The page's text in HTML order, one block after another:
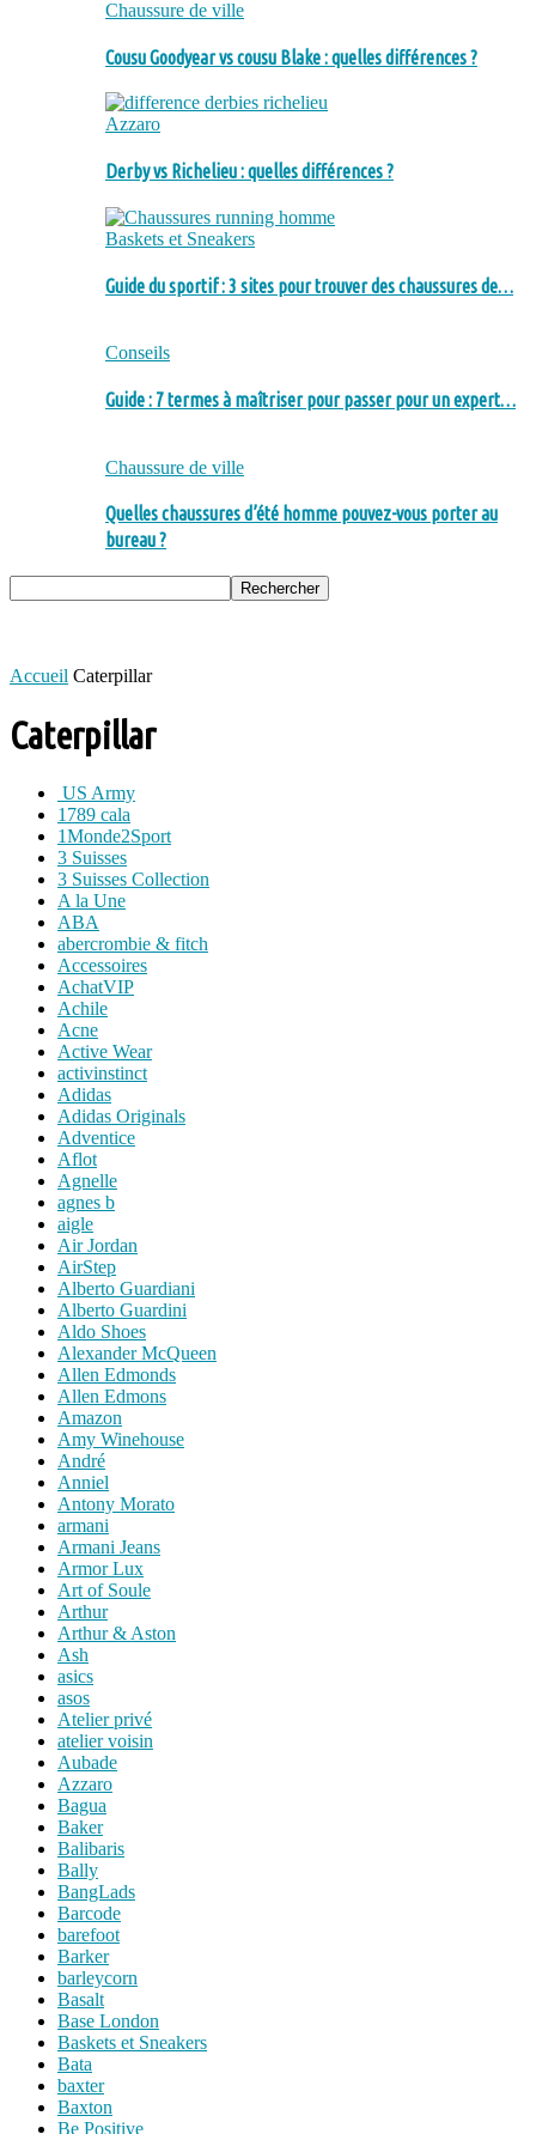
Chaussure de ville
Cousu Goodyear vs cousu Blake : quelles différences ?
Azzaro
Derby vs Richelieu : quelles différences ?
Baskets et Sneakers
Guide du sportif : 3 sites pour trouver des chaussures de…
Conseils
Guide : 7 termes à maîtriser pour passer pour un expert…
Chaussure de ville
Quelles chaussures d’été homme pouvez-vous porter au
bureau ?
Accueil Caterpillar
Caterpillar
US Army
1789 cala
1Monde2Sport
3 Suisses
3 Suisses Collection
A la Une
ABA
abercrombie & fitch
Accessoires
AchatVIP
Achile
Acne
Active Wear
activinstinct
Adidas
Adidas Originals
Adventice
Aflot
Agnelle
agnes b
aigle
Air Jordan
AirStep
Alberto Guardiani
Alberto Guardini
Aldo Shoes
Alexander McQueen
Allen Edmonds
Allen Edmons
Amazon
Amy Winehouse
André
Anniel
Antony Morato
armani
Armani Jeans
Armor Lux
Art of Soule
Arthur
Arthur & Aston
Ash
asics
asos
Atelier privé
atelier voisin
Aubade
Azzaro
Bagua
Baker
Balibaris
Bally
BangLads
Barcode
barefoot
Barker
barleycorn
Basalt
Base London
Baskets et Sneakers
Bata
baxter
Baxton
Be Positive